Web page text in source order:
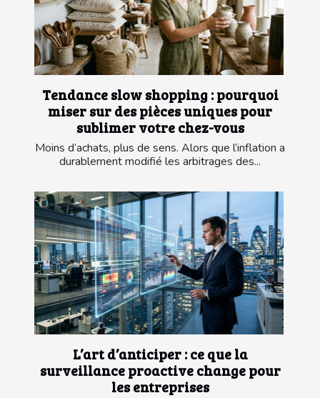
Tendance slow shopping : pourquoi
miser sur des pièces uniques pour
sublimer votre chez-vous
Moins d’achats, plus de sens. Alors que l’inflation a
durablement modifié les arbitrages des...
L’art d’anticiper : ce que la
surveillance proactive change pour
les entreprises